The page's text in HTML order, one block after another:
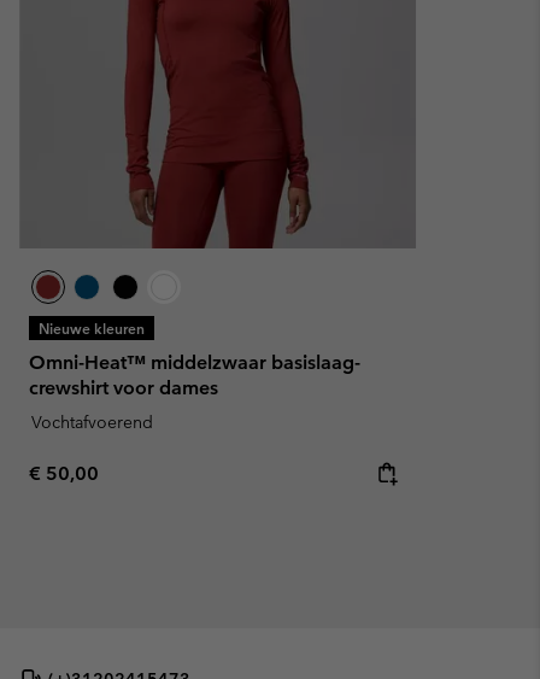
Nieuwe kleuren
Omni-Heat™ middelzwaar basislaag-
crewshirt voor dames
Vochtafvoerend
Regular price:
€ 50,00